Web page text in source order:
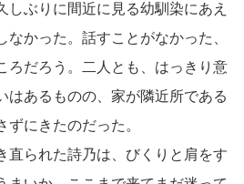
しぶりに間近に見る幼馴染にあえ
なかった。話すことがなかった、
ろだろう。二人とも、はっきり意
はあるものの、家が隣近所である
ずにきたのだった。
られた詩乃は、びくりと肩をす